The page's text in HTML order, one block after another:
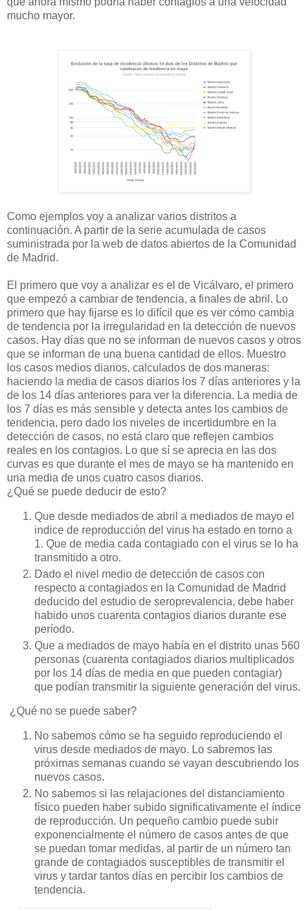
mucho mayor.
Como ejemplos voy a analizar varios distritos a
continuación. A partir de la serie acumulada de casos
suministrada por la web de datos abiertos de la Comunidad
de Madrid.
El primero que voy a analizar es el de Vicálvaro, el primero
que empezó a cambiar de tendencia, a finales de abril. Lo
primero que hay fijarse es lo difícil que es ver cómo cambia
de tendencia por la irregularidad en la detección de nuevos
casos. Hay días que no se informan de nuevos casos y otros
que se informan de una buena cantidad de ellos. Muestro
los casos medios diarios, calculados de dos maneras:
haciendo la media de casos diarios los 7 días anteriores y la
de los 14 días anteriores para ver la diferencia. La media de
los 7 días es más sensible y detecta antes los cambios de
tendencia, pero dado los niveles de incertidumbre en la
detección de casos, no está claro que reflejen cambios
reales en los contagios. Lo que sí se aprecia en las dos
curvas es que durante el mes de mayo se ha mantenido en
una media de unos cuatro casos diarios.
¿Qué se puede deducir de esto?
Que desde mediados de abril a mediados de mayo el
indice de reproducción del virus ha estado en torno a
1. Que de media cada contagiado con el virus se lo ha
transmitido a otro.
Dado el nivel medio de detección de casos con
respecto a contagiados en la Comunidad de Madrid
deducido del estudio de seroprevalencia, debe haber
habido unos cuarenta contagios diarios durante ese
período.
Que a mediados de mayo había en el distrito unas 560
personas (cuarenta contagiados diarios multiplicados
por los 14 días de media en que pueden contagiar)
que podían transmitir la siguiente generación del virus.
¿Qué no se puede saber?
No sabemos cómo se ha seguido reproduciendo el
virus desde mediados de mayo. Lo sabremos las
próximas semanas cuando se vayan descubriendo los
nuevos casos.
No sabemos si las relajaciones del distanciamiento
físico pueden haber subido significativamente el índice
de reproducción. Un pequeño cambio puede subir
exponencialmente el número de casos antes de que
se puedan tomar medidas, al partir de un número tan
grande de contagiados susceptibles de transmitir el
virus y tardar tantos días en percibir los cambios de
tendencia.